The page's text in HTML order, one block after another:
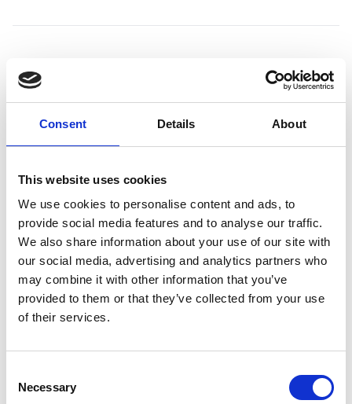
Consent Details About
This website uses cookies
We use cookies to personalise content and ads, to
provide social media features and to analyse our traffic.
We also share information about your use of our site with
our social media, advertising and analytics partners who
may combine it with other information that you’ve
provided to them or that they’ve collected from your use
of their services.
Selection
Necessary
Productspecificaties
Gewicht
0.5 kg
EAN
5400956500008
Merk:Animal Boulevard
Animal Boulevard Stoffen
€3,99